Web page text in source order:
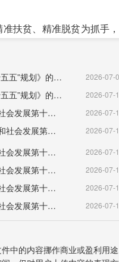
贫、精准脱贫为抓手
，蔬菜面积27.30万亩
蔬菜总产量29.51万
国务院关于印发《城市更新“十五五”规划》的通知（国发〔2026〕12号）
2026-07-
国务院关于印发《国民健康“十五五”规划》的通知 （国发〔2026〕23号） 2026-07-
（福建省）福州市国民经济和社会发展第十五个五年规划纲要 2026-07-
（河南省）平顶山市国民经济和社会发展第十五个五年规划纲要 2026-07-
（河南省）洛阳市国民经济和社会发展第十五个五年规划纲要 2026-07-
（福建省）南平市国民经济和社会发展第十五个五年规划纲要 2026-07-
（湖北省）随州市国民经济和社会发展第十五个五年规划纲要 2026-07-
（辽宁省）大连市国民经济和社会发展第十五个五年规划纲要 2026-07-
中的内容挪作商业或盈利用途